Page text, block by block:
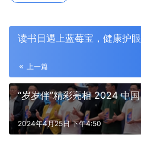
读书日遇上蓝莓宝，健康护
上一篇
“岁岁伴”精彩亮相 2024 中
2024年4月25日 下午4:50